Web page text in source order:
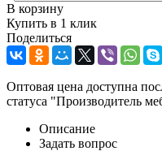
В корзину
Купить в 1 клик
Поделиться
Оптовая цена доступна
статуса "Производитель
Описание
Задать вопрос